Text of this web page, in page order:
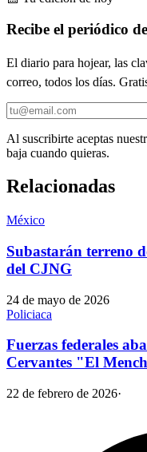
Recibe el periódico
El diario para hojear, las
correo, todos los días.
Al suscribirte aceptas
baja cuando quieras.
Relacionadas
México
Subastarán terreno
del CJNG
24 de mayo de 2026
Policiaca
Fuerzas federales
Cervantes "El
22 de febrero de 2026·